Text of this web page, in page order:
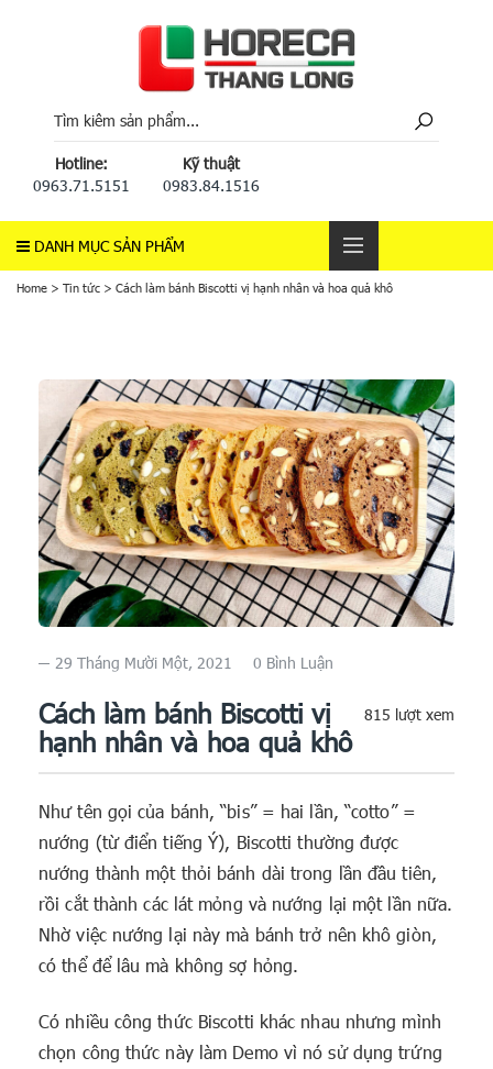
Hotline:
0963.71.5151
Kỹ thuật
0983.84.1516
DANH MỤC SẢN PHẨM
Home > Tin tức > Cách làm bánh Biscotti vị hạnh nhân và hoa quả khô
29 Tháng Mười Một, 2021 0 Bình Luận
815 lượt xem
Cách làm bánh Biscotti vị
hạnh nhân và hoa quả khô
Như tên gọi của bánh, “bis” = hai lần, “cotto” =
nướng (từ điển tiếng Ý), Biscotti thường được
nướng thành một thỏi bánh dài trong lần đầu tiên,
rồi cắt thành các lát mỏng và nướng lại một lần nữa.
Nhờ việc nướng lại này mà bánh trở nên khô giòn,
có thể để lâu mà không sợ hỏng.
Có nhiều công thức Biscotti khác nhau nhưng mình
chọn công thức này làm Demo vì nó sử dụng trứng